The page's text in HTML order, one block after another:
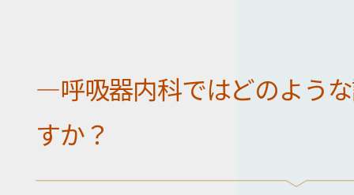
―呼吸器内科ではどのよう
すか？